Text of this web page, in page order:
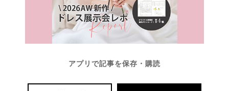
アプリで記事を保存・購読